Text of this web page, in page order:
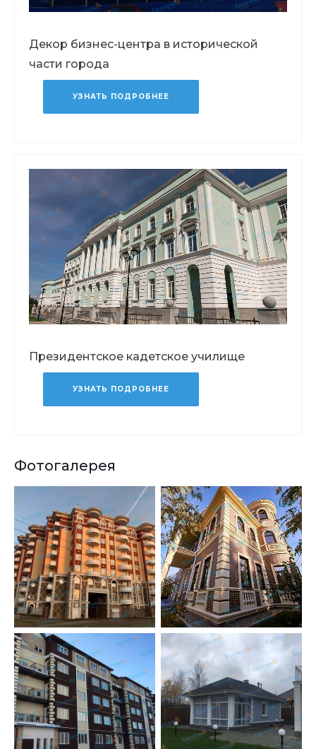
Декор бизнес-центра в исторической
части города
УЗНАТЬ ПОДРОБНЕЕ
Президентское кадетское училище
УЗНАТЬ ПОДРОБНЕЕ
Фотогалерея